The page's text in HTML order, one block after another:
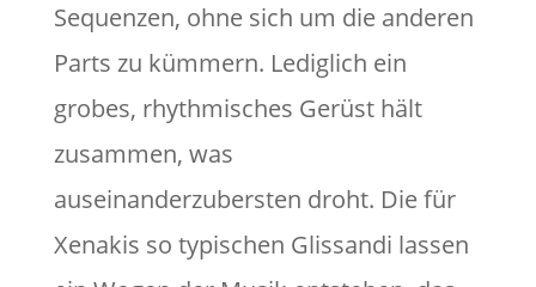
Sequenzen, ohne sich um die anderen
Parts zu kümmern. Lediglich ein
grobes, rhythmisches Gerüst hält
zusammen, was
auseinanderzubersten droht. Die für
Xenakis so typischen Glissandi lassen